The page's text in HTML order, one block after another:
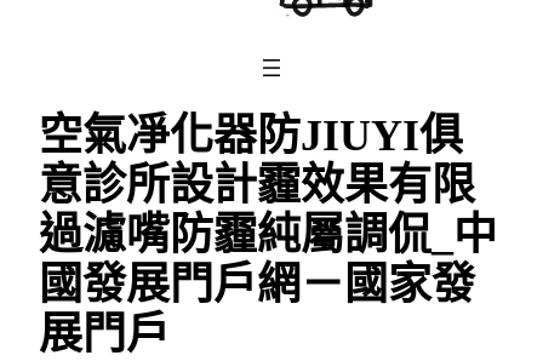
空氣凈化器防JIUYI俱
意診所設計霾效果有限
過濾嘴防霾純屬調侃_中
國發展門戶網－國家發
展門戶